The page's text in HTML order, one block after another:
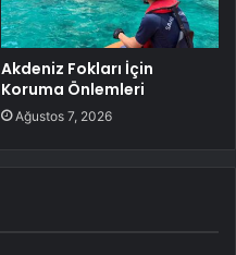
Akdeniz Fokları İçin
Koruma Önlemleri
Ağustos 7, 2026